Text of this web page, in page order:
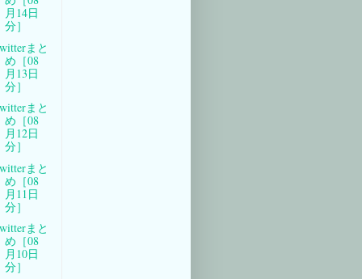
月14日
分］
まと
め［08
月13日
分］
まと
め［08
月12日
分］
まと
め［08
月11日
分］
まと
め［08
月10日
分］